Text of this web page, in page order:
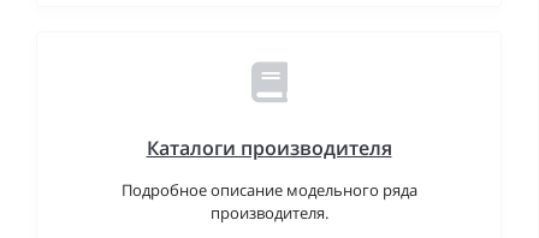
Каталоги производителя
Подробное описание модельного ряда
производителя.